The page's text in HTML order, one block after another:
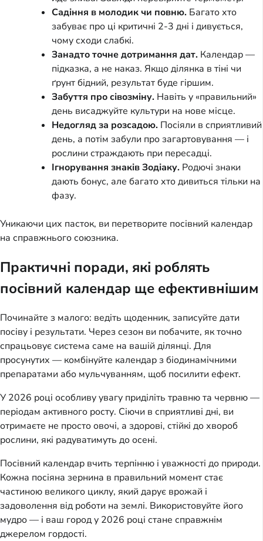
Садіння в молодик чи повню. Багато хто
забуває про ці критичні 2-3 дні і дивується,
чому сходи слабкі.
Занадто точне дотримання дат. Календар —
підказка, а не наказ. Якщо ділянка в тіні чи
ґрунт бідний, результат буде гіршим.
Забуття про сівозміну. Навіть у «правильний»
день висаджуйте культури на нове місце.
Недогляд за розсадою. Посіяли в сприятливий
день, а потім забули про загартовування — і
рослини страждають при пересадці.
Ігнорування знаків Зодіаку. Родючі знаки
дають бонус, але багато хто дивиться тільки на
фазу.
Уникаючи цих пасток, ви перетворите посівний календар
на справжнього союзника.
Практичні поради, які роблять
посівний календар ще ефективнішим
Починайте з малого: ведіть щоденник, записуйте дати
посіву і результати. Через сезон ви побачите, як точно
спрацьовує система саме на вашій ділянці. Для
просунутих — комбінуйте календар з біодинамічними
препаратами або мульчуванням, щоб посилити ефект.
У 2026 році особливу увагу приділіть травню та червню —
періодам активного росту. Сіючи в сприятливі дні, ви
отримаєте не просто овочі, а здорові, стійкі до хвороб
рослини, які радуватимуть до осені.
Посівний календар вчить терпінню і уважності до природи.
Кожна посіяна зернина в правильний момент стає
частиною великого циклу, який дарує врожай і
задоволення від роботи на землі. Використовуйте його
мудро — і ваш город у 2026 році стане справжнім
джерелом гордості.